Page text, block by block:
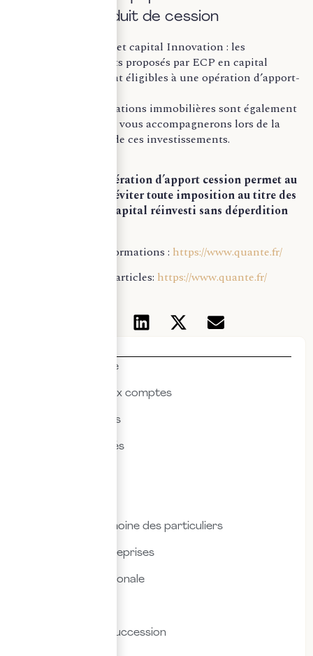
Actualités & veille
Commissariat aux comptes
Droit des affaires
Droit des sociétés
Fiscalité & patrimoine des particuliers
Fiscalité des entreprises
Fiscalité internationale
Transmission & succession
emploi du produit de cession
Capital-risque et capital Innovation : les
investissements proposés par ECP en capital
innovation sont éligibles à une opération d’apport-
Certaines opérations immobilières sont également
éligibles. Nous vous accompagnerons lors de la
mise en place de ces investissements.
En conclusion, l’opération d’apport cession permet au
chef d’entreprise d’éviter toute imposition au titre des
plus-values et son capital réinvesti sans déperdition
Pour plus d’informations : https://www.quante.fr/
Pour plus d’articles: https://www.quante.fr/